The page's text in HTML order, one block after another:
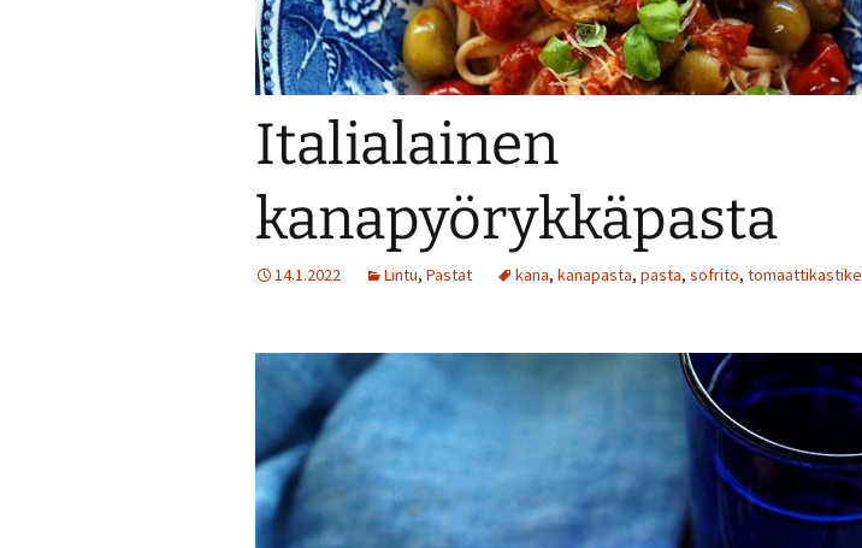
Kasvisherkkuja
Keitot
Liharuokia
Lintu
Lisukkeet
Munakkaat
Risotot
Italialainen
kanapyörykkäpasta
14.1.2022 Lintu, Pastat kana, kanapasta, pasta, sofrito, tomaattikastike